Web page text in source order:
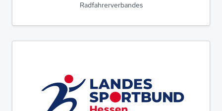
Radfahrerverbandes